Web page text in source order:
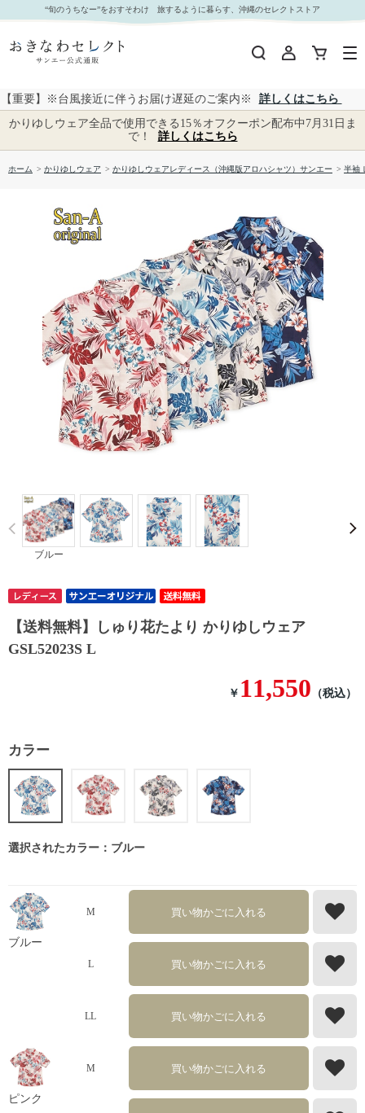
【送料無料】しゅり花たより かりゆしウェア GSL52023S L｜おきなわセレクト サンエー公式
通販
“旬のうちなー”をおすそわけ 旅するように暮らす、沖縄のセレクトストア
【重要】※台風接近に伴うお届け遅延のご案内※
詳しくはこちら
かりゆしウェア全品で使用できる15％オフクーポン配布中7月31日ま
で！
詳しくはこちら
ホーム > かりゆしウェア > かりゆしウェアレディース（沖縄版アロハシャツ）サンエー > 半袖
ブルー
Prev
【送料無料】しゅり花たより かりゆしウェア
GSL52023S L
￥ 11,550 （税込）
カラー
選択されたカラー：ブルー
ブルー
M 買い物かごに入れる
L 買い物かごに入れる
LL 買い物かごに入れる
ピンク
M 買い物かごに入れる